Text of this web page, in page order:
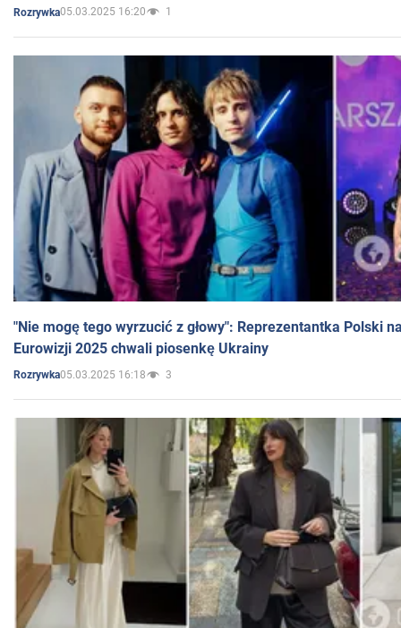
Rozrywka05.03.2025 16:20 1
"Nie mogę tego wyrzucić z głowy": Reprezentantka Polski
Eurowizji 2025 chwali piosenkę Ukrainy
Rozrywka05.03.2025 16:18 3